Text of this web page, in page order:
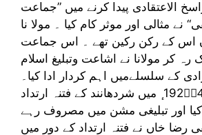
الاعتقادی پیدا کرنے میں ”جماعت
مثالی اور موثر کام کیا ۔ مولا نا
کے رکن رکین تھے ۔ اس جماعت
کر مولانا نے اشاعت وتبلیغ اسلام
کے سلسلےمیں اہم کردار ادا کیا۔
چناچہ 1343ھ/1924ٕٕ ٕ میں شردھانند کے فتنہ ارتداد
کیا اور تبلیغی مشن میں مصروف رہے
رضا خاں نے فتنہ ارتداد کے دور میں